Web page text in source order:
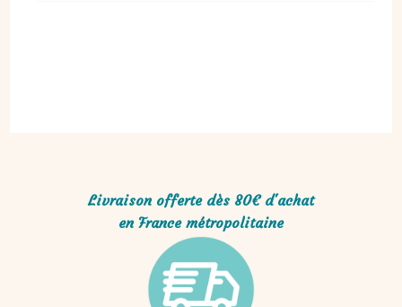
Livraison offerte dès 80€ d'achat
en France métropolitaine